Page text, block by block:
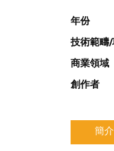
年份
技術範疇
商業領域
創作者
簡介